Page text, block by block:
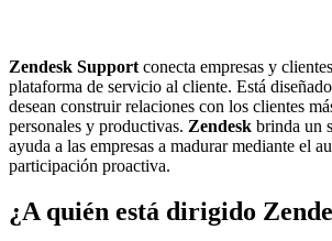
Zendesk Support conecta empresas y
plataforma de servicio al cliente. Está
desean construir relaciones con los clientes
personales y productivas. Zendesk brinda un
ayuda a las empresas a madurar mediante el
participación proactiva.
¿A quién está dirigido